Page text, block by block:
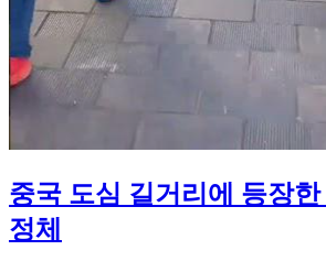
중국 도심 길거리에 등장한
정체